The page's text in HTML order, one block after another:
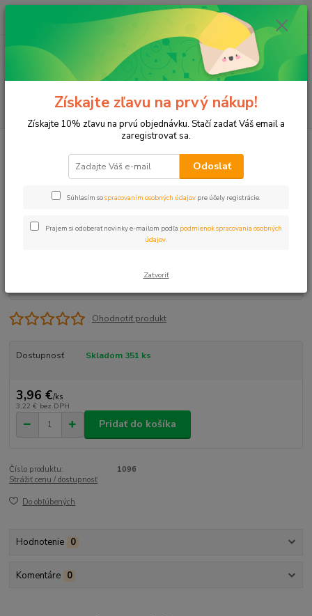
Menu
(Po-Pia, 8-17 hod.)
ks
za0 €
Postrekovač PS-ULTRA-17A sivý 5,2m HUNTER
Postrekovač PS-ULTRA-17A sivý
5,2m HUNTER
Ohodnotiť produkt
Dostupnosť Skladom 351 ks
3,96 €/ks
3,22 € bez DPH
Pridať do košíka
Číslo produktu:
1096
Strážiť cenu / dostupnosť
Do obľúbených
Hodnotenie 0
Komentáre 0
Získajte zľavu na prvý nákup!
Získajte 10% zľavu na prvú objednávku. Stačí zadať Váš email a
zaregistrovať sa.
Odoslať
Súhlasím sospracovaním osobných údajov pre účely registrácie.
Prajem si odoberať novinky e-mailom podľa podmienok spracovania osobných
údajov
Zatvoriť